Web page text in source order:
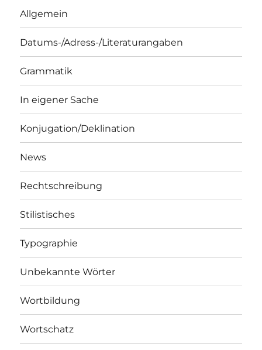
Allgemein
Datums-/Adress-/Literaturangaben
Grammatik
In eigener Sache
Konjugation/Deklination
News
Rechtschreibung
Stilistisches
Typographie
Unbekannte Wörter
Wortbildung
Wortschatz